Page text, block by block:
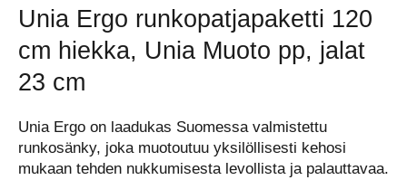
Unia Ergo runkopatjapaketti 120
cm hiekka, Unia Muoto pp, jalat
23 cm
Unia Ergo on laadukas Suomessa valmistettu
runkosänky, joka muotoutuu yksilöllisesti kehosi
mukaan tehden nukkumisesta levollista ja palauttavaa.